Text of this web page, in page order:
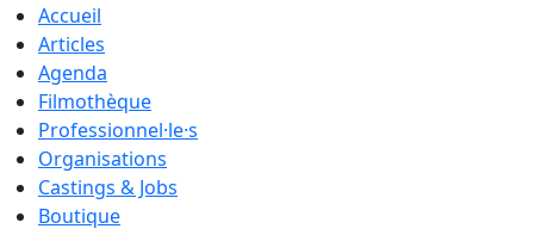
Accueil
Articles
Agenda
Filmothèque
Professionnel·le·s
Organisations
Castings & Jobs
Boutique